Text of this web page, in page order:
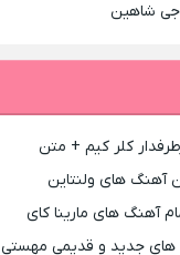
کلر کیم + متن
آهنگ های ولنتاین
آهنگ های مارینا کای
های جدید و قدیمی مهستی